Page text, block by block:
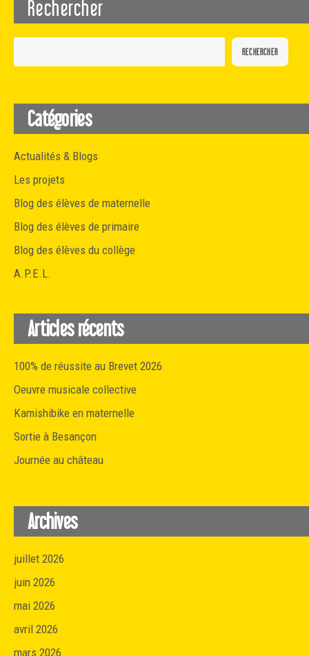
Rechercher
RECHERCHER
Catégories
Actualités & Blogs
Les projets
Blog des élèves de maternelle
Blog des élèves de primaire
Blog des élèves du collège
A.P.E.L.
Articles récents
100% de réussite au Brevet 2026
Oeuvre musicale collective
Kamishibike en maternelle
Sortie à Besançon
Journée au château
Archives
juillet 2026
juin 2026
mai 2026
avril 2026
mars 2026